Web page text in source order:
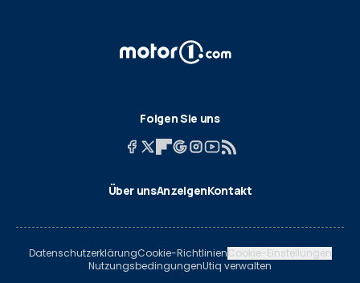
Folgen Sie uns
Über unsAnzeigenKontakt
DatenschutzerklärungCookie-RichtlinienCookie-Einstellungen
NutzungsbedingungenUtiq verwalten